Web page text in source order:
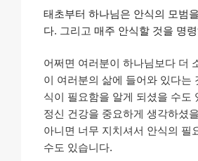
태초부터 하나님은 안식의 모범
다. 그리고 매주 안식할 것을 명
어쩌면 여러분이 하나님보다 더
이 여러분의 삶에 들어와 있다는
식이 필요함을 알게 되셨을 수도
정신 건강을 중요하게 생각하셨
아니면 너무 지치셔서 안식의 필
수도 있습니다.